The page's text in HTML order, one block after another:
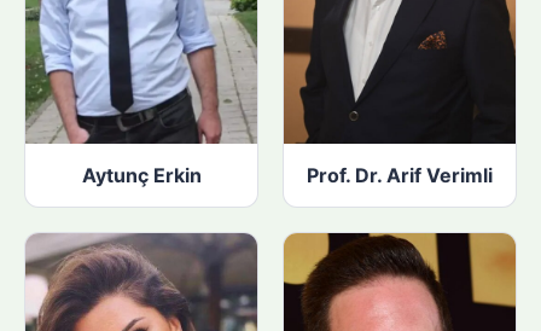
Aytunç Erkin Prof. Dr. Arif Verimli